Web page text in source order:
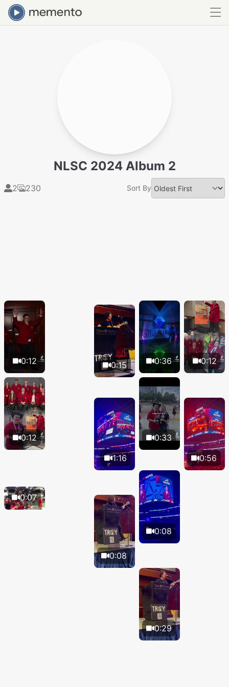
NLSC 2024 Album 2
2 230 Sort By
0:12
0:12
0:07
0:15
1:16
0:08
0:36
0:33
0:08
0:29
0:12
0:56